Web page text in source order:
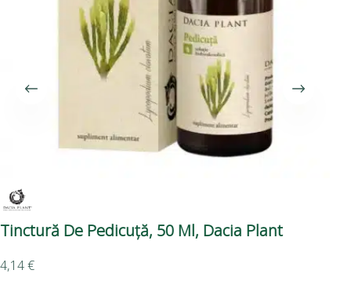
Tinctură De Pedicuță, 50 Ml, Dacia Plant
4,14€